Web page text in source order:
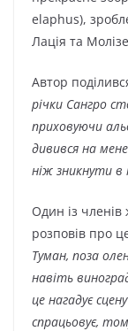
elaphus),
Лація та Молізе
Автор
річки Сангро
приховуючи
дивився на
ніж зникнути в
Один із членів
розповів про
Туман, поза
навіть
це нагадує
спрацьовує,